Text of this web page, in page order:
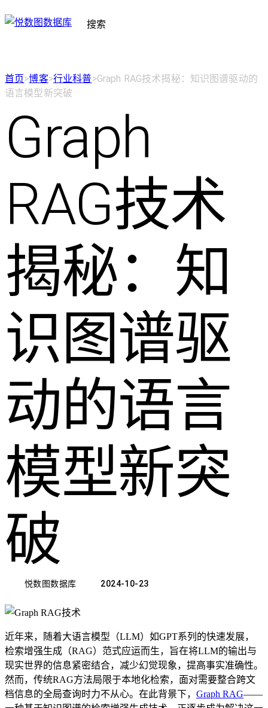
搜索
首页>博客>行业科普>Graph RAG技术揭秘：知识图谱驱动的
语言模型新突破
Graph
RAG技术
揭秘：知
识图谱驱
动的语言
模型新突
破
悦数图数据库 2024-10-23
近年来，随着大语言模型（LLM）如GPT系列的快速发展，
检索增强生成（RAG）范式应运而生，旨在将LLM的输出与
现实世界的信息紧密结合，减少幻觉现象，提高事实准确性。
然而，传统RAG方法局限于本地化检索，面对需要整合跨文
档信息的全局查询时力不从心。在此背景下， Graph RAG——